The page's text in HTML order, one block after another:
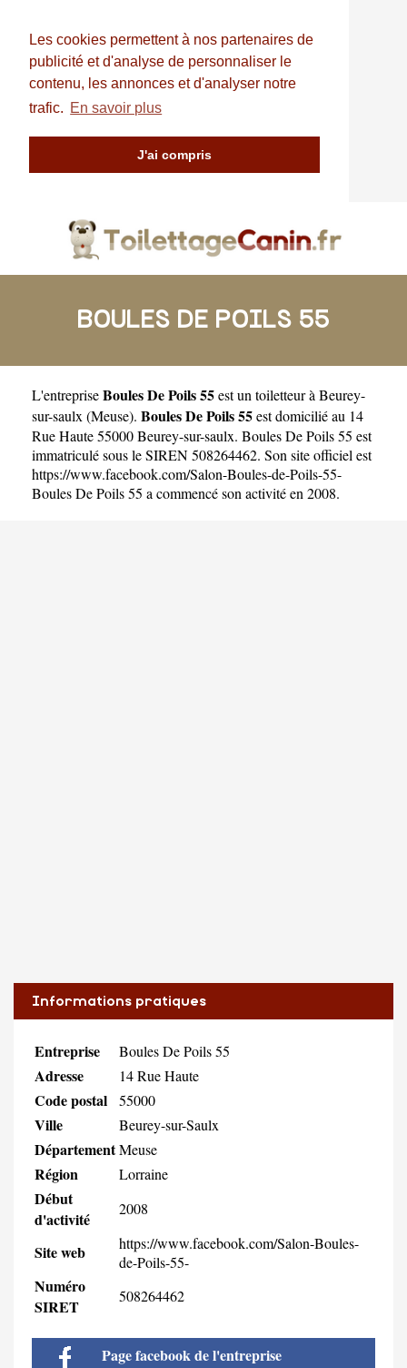
Les cookies permettent à nos partenaires de
publicité et d'analyse de personnaliser le
contenu, les annonces et d'analyser notre
trafic. En savoir plus
J'ai compris
BOULES DE POILS 55
L'entrepriseBoules De Poils 55est un toiletteur à Beurey-
sur-saulx (Meuse). Boules De Poils 55est domicilié au 14
Rue Haute 55000 Beurey-sur-saulx. Boules De Poils 55 est
immatriculé sous le SIREN 508264462. Son site officiel est
https://www.facebook.com/Salon-Boules-de-Poils-55-
Boules De Poils 55 a commencé son activité en 2008.
Informations pratiques
Entreprise Boules De Poils 55
Adresse 14 Rue Haute
Code postal 55000
Ville Beurey-sur-Saulx
DépartementMeuse
Région Lorraine
Début
d'activité
2008
Site web
https://www.facebook.com/Salon-Boules-
de-Poils-55-
Numéro
SIRET
508264462
Page facebook de l'entreprise